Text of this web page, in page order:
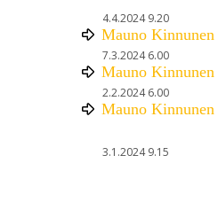
4.4.2024 9.20
Mauno Kinnunen
7.3.2024 6.00
Mauno Kinnunen
2.2.2024 6.00
Mauno Kinnunen
3.1.2024 9.15